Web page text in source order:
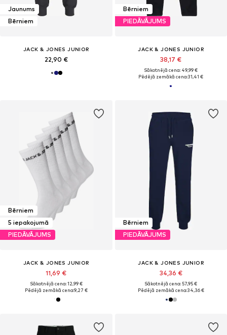
Jaunums
Bērniem
JACK & JONES JUNIOR
22,90 €
Bērniem
PIEDĀVĀJUMS
JACK & JONES JUNIOR
38,17 €
Sākotnējā cena: 49,99 €
Pēdējā zemākā cena:31,41 €
Bērniem
5 iepakojumā
PIEDĀVĀJUMS
JACK & JONES JUNIOR
11,69 €
Sākotnējā cena: 12,99 €
Pēdējā zemākā cena:9,27 €
Bērniem
PIEDĀVĀJUMS
JACK & JONES JUNIOR
34,36 €
Sākotnējā cena: 57,95 €
Pēdējā zemākā cena:34,36 €